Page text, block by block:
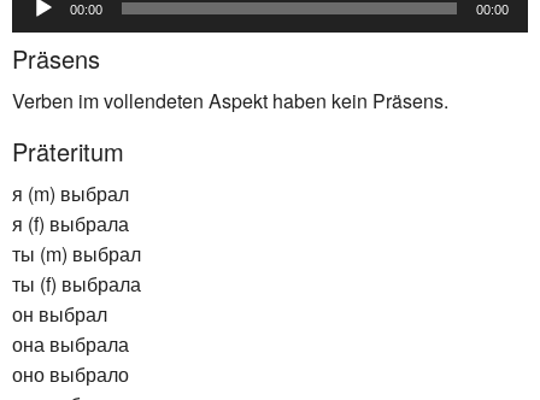
Player
00:00 00:00
Präsens
Verben im vollendeten Aspekt haben kein Präsens.
Präteritum
я (m) выбрал
я (f) выбрала
ты (m) выбрал
ты (f) выбрала
он выбрал
она выбрала
оно выбрало